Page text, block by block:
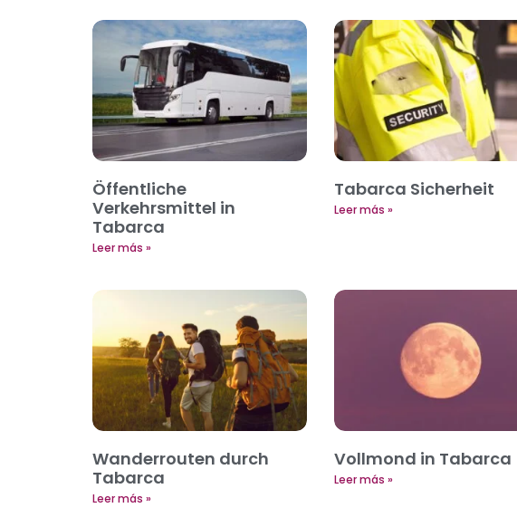
Öffentliche
Verkehrsmittel in
Tabarca
Leer más »
Tabarca Sicherheit
Leer más »
Wanderrouten durch
Tabarca
Leer más »
Vollmond in Tabarca
Leer más »